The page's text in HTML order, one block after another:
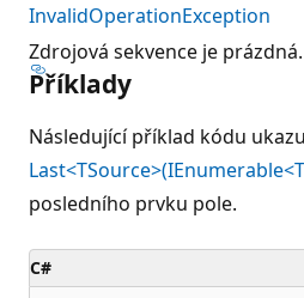
InvalidOperationException
Zdrojová sekvence je prázdná.
Příklady
Následující příklad kódu
posledního prvku pole.
C#